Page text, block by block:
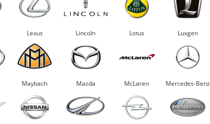
Lexus Lincoln Lotus Luxgen
Maybach Mazda McLaren Mercedes-Benz